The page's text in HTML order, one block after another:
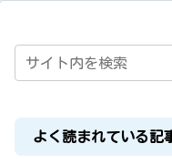
よく読まれている記